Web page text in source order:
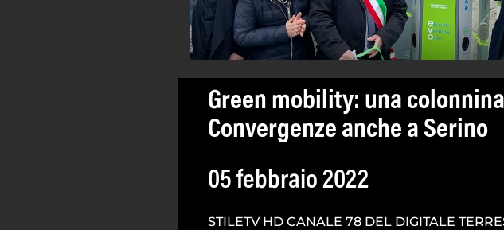
Green mobility: una
Convergenze anche a Serino
05 febbraio 2022
STILETV HD CANALE 78 DEL DIGITALE